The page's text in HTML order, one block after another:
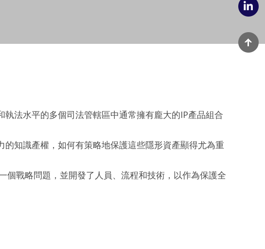
法水平的多個司法管轄區中通常擁有龐大的IP產品組合
知識產權，如何有策略地保護這些隱形資產顯得尤為重
個戰略問題，並開發了人員、流程和技術，以作為保護全